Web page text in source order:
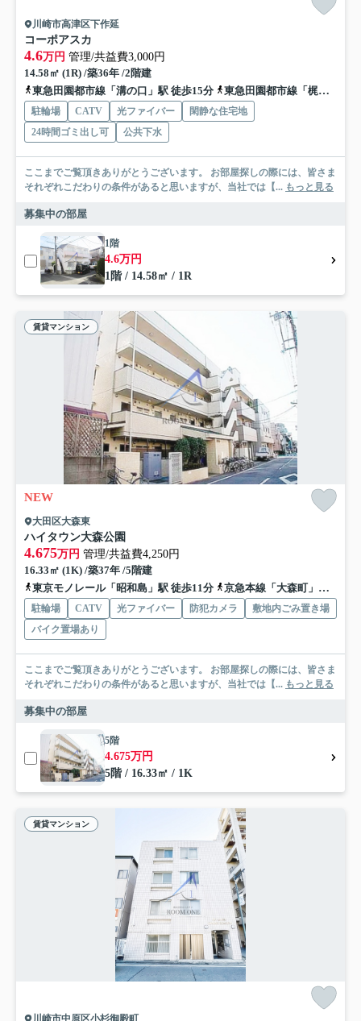
川崎市高津区下作延
コーポアスカ
4.6万円 管理/共益費3,000円
14.58㎡ (1R) /築36年 /2階建
東急田園都市線「溝の口」駅 徒歩15分
東急田園都市線「梶が谷」駅 徒歩12分
駐輪場 CATV 光ファイバー
閑静な住宅地
24時間ゴミ出し可
公共下水
ここまでご覧頂きありがとうございます。 お部屋探しの際には、皆さま
それぞれこだわりの条件があると思いますが、当社では【... もっと見る
募集中の部屋
1階
4.6万円
1階 / 14.58㎡ / 1R
賃貸マンション
NEW
大田区大森東
ハイタウン大森公園
4.675万円 管理/共益費4,250円
16.33㎡ (1K) /築37年 /5階建
東京モノレール「昭和島」駅 徒歩11分
京急本線「大森町」駅 徒歩18分
駐輪場 CATV 光ファイバー 防犯カメラ
敷地内ごみ置き場
バイク置場あり
ここまでご覧頂きありがとうございます。 お部屋探しの際には、皆さま
それぞれこだわりの条件があると思いますが、当社では【... もっと見る
募集中の部屋
5階
4.675万円
5階 / 16.33㎡ / 1K
賃貸マンション
川崎市中原区小杉御殿町